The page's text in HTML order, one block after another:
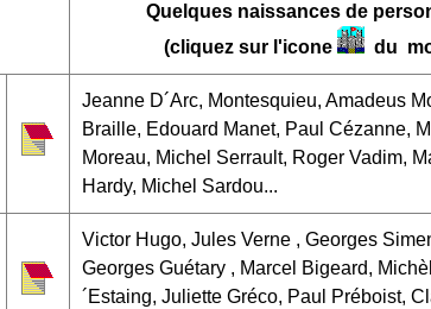
Quelques naissances de
(cliquez sur l'icone
du
Jeanne D´Arc, Montesquieu, Amadeus
Braille, Edouard Manet, Paul Cézanne,
Moreau, Michel Serrault, Roger Vadim,
Hardy, Michel Sardou...
Victor Hugo, Jules Verne , Georges
Georges Guétary , Marcel Bigeard,
´Estaing, Juliette Gréco, Paul Préboist,